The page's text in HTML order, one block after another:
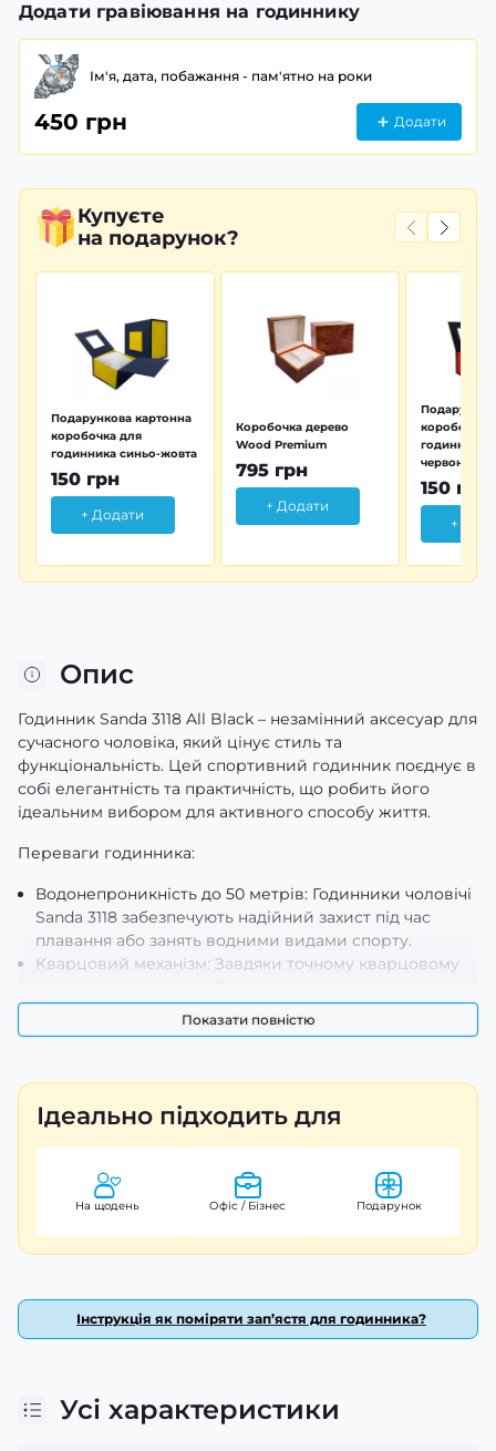
Додати гравіювання на годиннику
Ім'я, дата, побажання - пам'ятно на роки
450 грн Додати
Купуєте
на подарунок?
Подарункова картонна
коробочка для
годинника синьо-жовта
150 грн
+ Додати
Коробочка дерево
Wood Premium
795 грн
+ Додати
коробочка
годинника
червона
150 грн
+
Опис
Годинник Sanda 3118 All Black – незамінний аксесуар для
сучасного чоловіка, який цінує стиль та
функціональність. Цей спортивний годинник поєднує в
собі елегантність та практичність, що робить його
ідеальним вибором для активного способу життя.
Переваги годинника:
Водонепроникність до 50 метрів: Годинники чоловічі
Sanda 3118 забезпечують надійний захист під час
плавання або занять водними видами спорту.
Кварцовий механізм: Завдяки точному кварцовому
Люмінесцентне підсвічування: Ви зможете легко
читати показники навіть у темряві, що є безумовною
ночних пригод.
Годинник має круглу форму корпусу розмірами 50 х 44
мм, що робить його відмінно помітним на зап’ясті.
Легка вага в 46 грамів дозволяє носити його протягом
всього дня без дискомфорту. Ширина ремінця складає
22 мм, а довжина – 25 см, що дозволяє підібрати
Корпус виготовлений з міцного чорного поліуретану, а
носінні, але й стійкість до зовнішніх впливів. Чорний
колір додає стриманого шику та універсальності – цей
Годинник оснащений корисними функціями:
календарем і індикацією днів тижня, місяців і чисел.
Показати повністю
Ідеально підходить для
На щодень Офіс / Бізнес Подарунок
Інструкція як поміряти зап’ястя для годинника?
Усі характеристики